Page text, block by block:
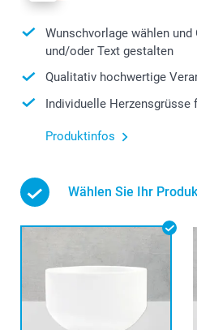
Wunschvorlage wählen
und/oder Text gestalten
Qualitativ hochwertige
Individuelle Herzensgrüsse
Produktinfos
Wählen Sie Ihr